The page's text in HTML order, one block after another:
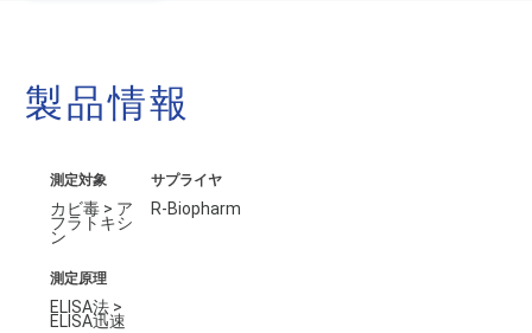
製品情報
測定対象
カビ毒 > ア
フラトキシ
ン
サプライヤ
R-Biopharm
測定原理
ELISA法 >
ELISA迅速